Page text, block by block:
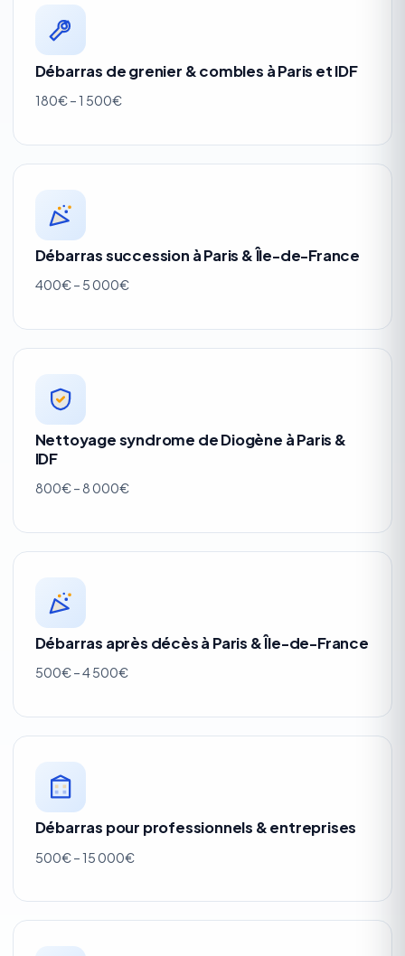
Débarras de grenier & combles à Paris et IDF
180€ – 1 500€
Débarras succession à Paris & Île-de-France
400€ – 5 000€
Nettoyage syndrome de Diogène à Paris &
IDF
800€ – 8 000€
Débarras après décès à Paris & Île-de-France
500€ – 4 500€
Débarras pour professionnels & entreprises
500€ – 15 000€